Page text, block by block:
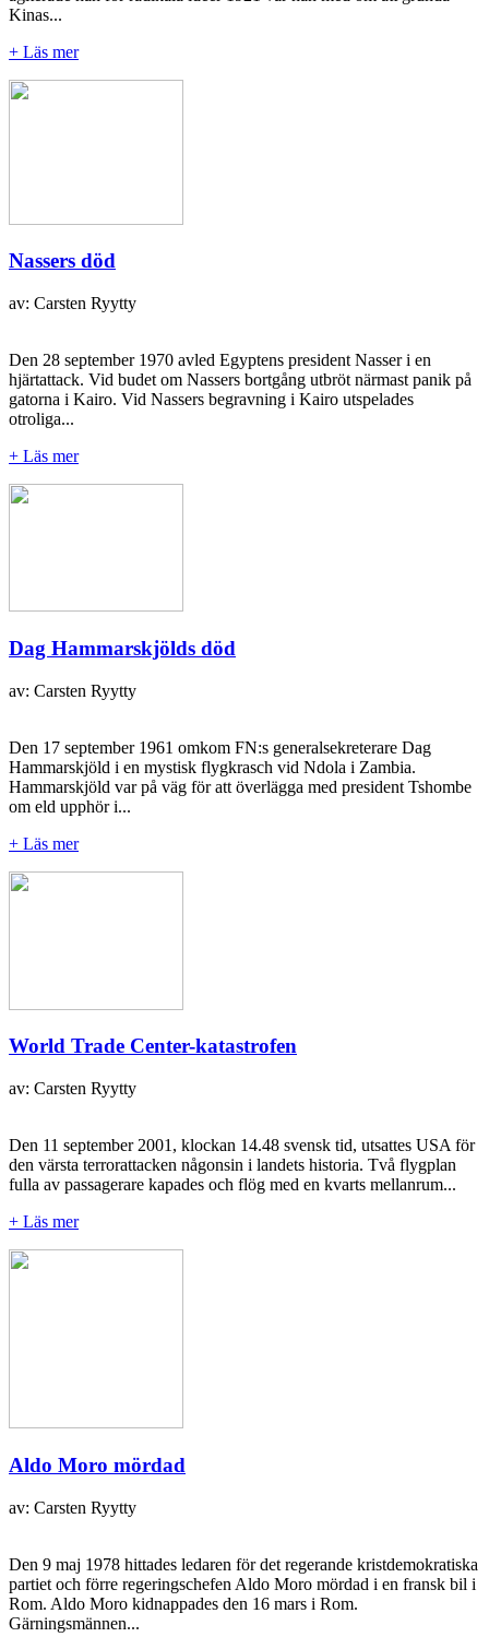
Kinas...
+ Läs mer
Nassers död
av: Carsten Ryytty
Den 28 september 1970 avled Egyptens president Nasser i en
hjärtattack. Vid budet om Nassers bortgång utbröt närmast panik på
gatorna i Kairo. Vid Nassers begravning i Kairo utspelades
otroliga...
+ Läs mer
Dag Hammarskjölds död
av: Carsten Ryytty
Den 17 september 1961 omkom FN:s generalsekreterare Dag
Hammarskjöld i en mystisk flygkrasch vid Ndola i Zambia.
Hammarskjöld var på väg för att överlägga med president Tshombe
om eld upphör i...
+ Läs mer
World Trade Center-katastrofen
av: Carsten Ryytty
Den 11 september 2001, klockan 14.48 svensk tid, utsattes USA för
den värsta terrorattacken någonsin i landets historia. Två flygplan
fulla av passagerare kapades och flög med en kvarts mellanrum...
+ Läs mer
Aldo Moro mördad
av: Carsten Ryytty
Den 9 maj 1978 hittades ledaren för det regerande kristdemokratiska
partiet och förre regeringschefen Aldo Moro mördad i en fransk bil i
Rom. Aldo Moro kidnappades den 16 mars i Rom.
Gärningsmännen...